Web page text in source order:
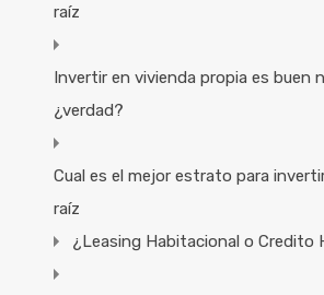
raíz
Invertir en vivienda propia es buen
¿verdad?
Cual es el mejor estrato para
raíz
¿Leasing Habitacional o Credito